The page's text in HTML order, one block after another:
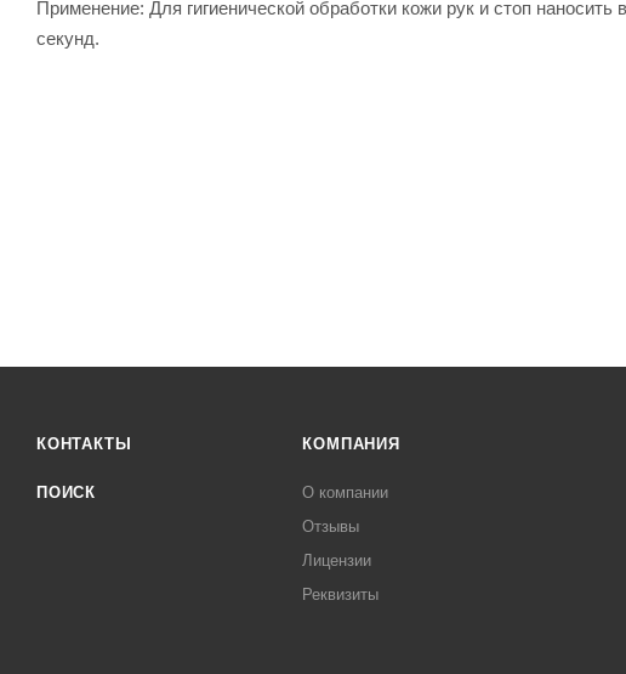
Применение: Для гигиенической обработки кожи рук и стоп
секунд.
КОНТАКТЫ
ПОИСК
КОМПАНИЯ
О компании
Отзывы
Лицензии
Реквизиты